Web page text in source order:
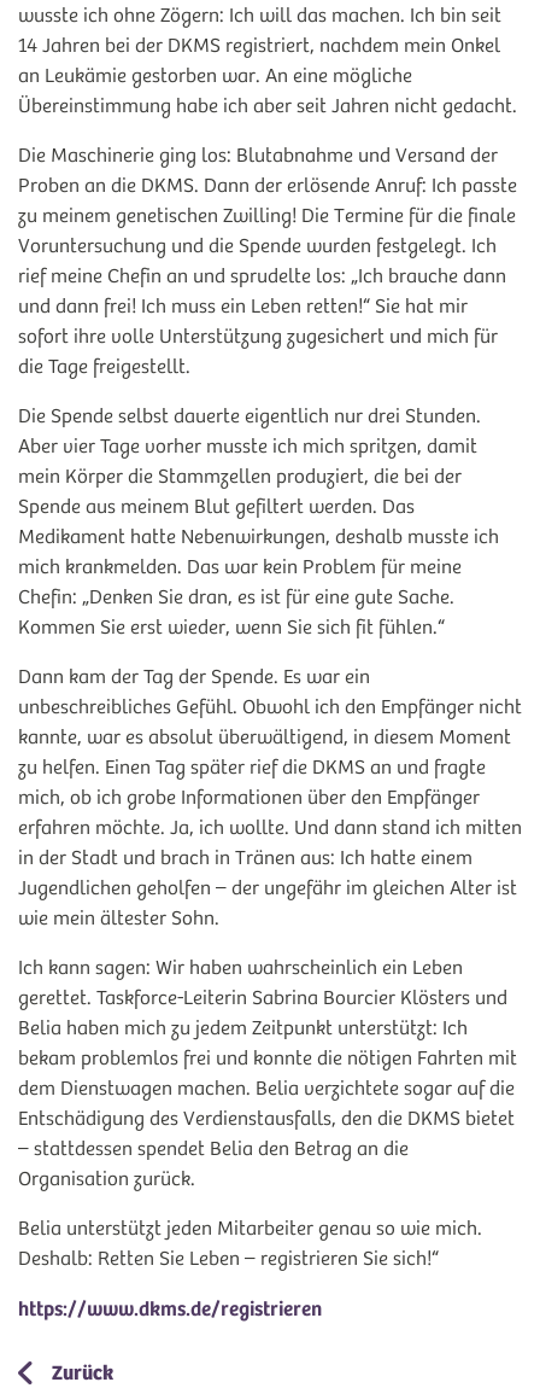
wusste ich ohne Zögern: Ich will das machen. Ich bin seit
14 Jahren bei der DKMS registriert, nachdem mein Onkel
an Leukämie gestorben war. An eine mögliche
Übereinstimmung habe ich aber seit Jahren nicht gedacht.
Die Maschinerie ging los: Blutabnahme und Versand der
Proben an die DKMS. Dann der erlösende Anruf: Ich passte
zu meinem genetischen Zwilling! Die Termine für die finale
Voruntersuchung und die Spende wurden festgelegt. Ich
rief meine Chefin an und sprudelte los: „Ich brauche dann
und dann frei! Ich muss ein Leben retten!“ Sie hat mir
sofort ihre volle Unterstützung zugesichert und mich für
die Tage freigestellt.
Die Spende selbst dauerte eigentlich nur drei Stunden.
Aber vier Tage vorher musste ich mich spritzen, damit
mein Körper die Stammzellen produziert, die bei der
Spende aus meinem Blut gefiltert werden. Das
Medikament hatte Nebenwirkungen, deshalb musste ich
mich krankmelden. Das war kein Problem für meine
Chefin: „Denken Sie dran, es ist für eine gute Sache.
Kommen Sie erst wieder, wenn Sie sich fit fühlen.“
Dann kam der Tag der Spende. Es war ein
unbeschreibliches Gefühl. Obwohl ich den Empfänger nicht
kannte, war es absolut überwältigend, in diesem Moment
zu helfen. Einen Tag später rief die DKMS an und fragte
mich, ob ich grobe Informationen über den Empfänger
erfahren möchte. Ja, ich wollte. Und dann stand ich mitten
in der Stadt und brach in Tränen aus: Ich hatte einem
Jugendlichen geholfen – der ungefähr im gleichen Alter ist
wie mein ältester Sohn.
Ich kann sagen: Wir haben wahrscheinlich ein Leben
gerettet. Taskforce-Leiterin Sabrina Bourcier Klösters und
Belia haben mich zu jedem Zeitpunkt unterstützt: Ich
bekam problemlos frei und konnte die nötigen Fahrten mit
dem Dienstwagen machen. Belia verzichtete sogar auf die
Entschädigung des Verdienstausfalls, den die DKMS bietet
– stattdessen spendet Belia den Betrag an die
Organisation zurück.
Belia unterstützt jeden Mitarbeiter genau so wie mich.
Deshalb: Retten Sie Leben – registrieren Sie sich!“
https://www.dkms.de/registrieren
Zurück